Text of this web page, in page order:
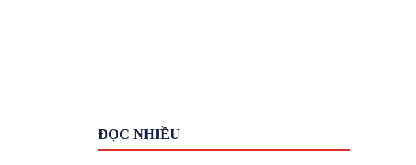
ĐỌC NHIỀUChăm Sóc Cá Nhân